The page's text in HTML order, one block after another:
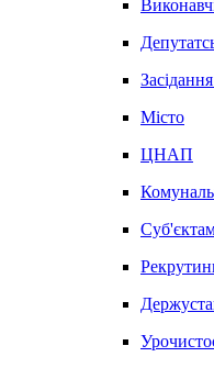
Місто
ЦНАП